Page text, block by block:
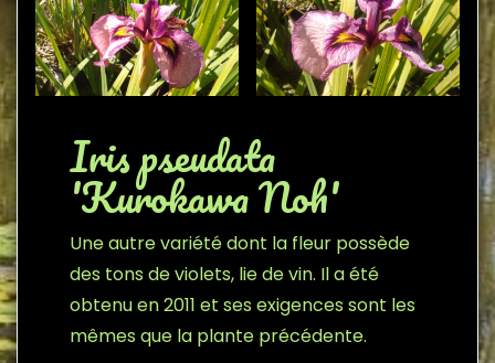
Iris pseudata
'Kurokawa Noh'
Une autre variété dont la fleur possède
des tons de violets, lie de vin. Il a été
obtenu en 2011 et ses exigences sont les
mêmes que la plante précédente.